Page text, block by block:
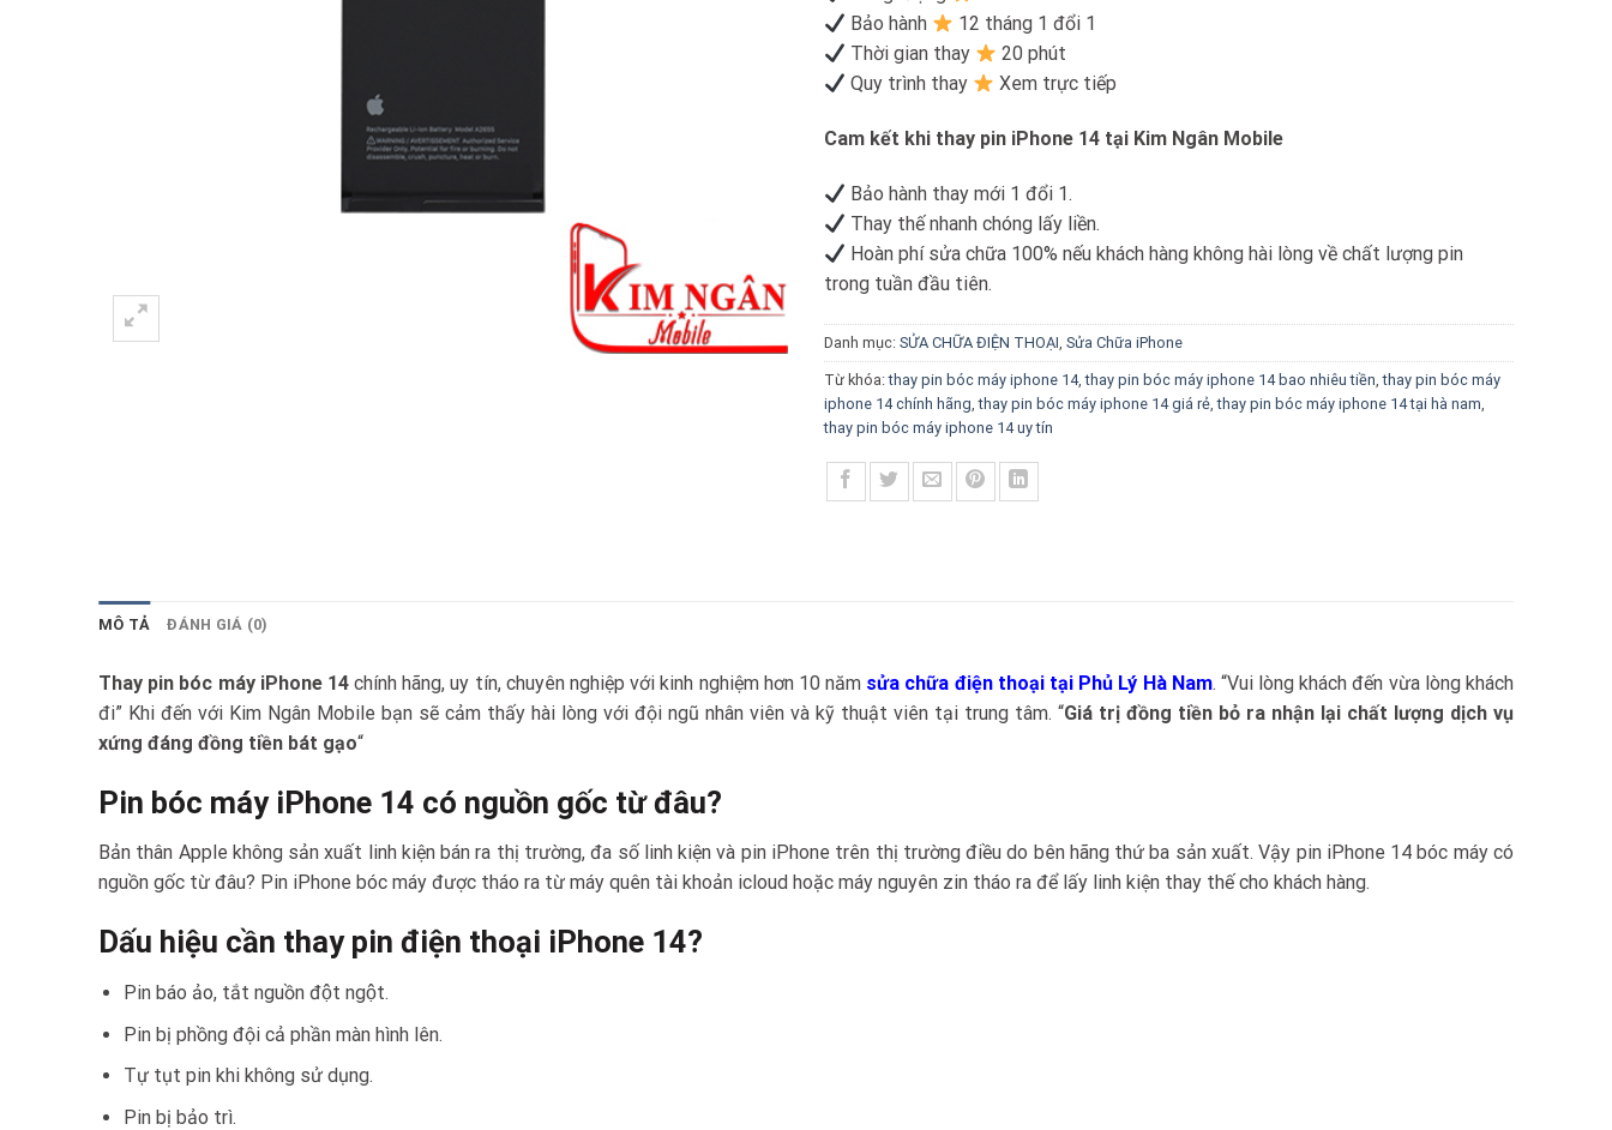
Bảo hành
12 tháng 1 đổi 1
Thời gian thay
20 phút
Quy trình thay
Xem trực tiếp
Cam kết khi thay pin iPhone 14 tại Kim Ngân Mobile
Bảo hành thay mới 1 đổi 1.
Thay thế nhanh chóng lấy liền.
Hoàn phí sửa chữa 100% nếu khách hàng không hài lòng về chất lượng pin
trong tuần đầu tiên.
Danh mục: SỬA CHỮA ĐIỆN THOẠI Sửa Chữa iPhone
Từ khóa:thay pin bóc máy iphone 14,thay pin bóc máy iphone 14 bao nhiêu tiền ,thay pin bóc máy
iphone 14 chính hãng ,thay pin bóc máy iphone 14 giá rẻ ,thay pin bóc máy iphone 14 tại hà nam
thay pin bóc máy iphone 14 uy tín
MÔ TẢ ĐÁNH GIÁ (0)
Thay pin bóc máy iPhone 14chính hãng, uy tín, chuyên nghiệp với kinh nghiệm hơn 10 năm sửa chữa điện thoại tại Phủ Lý Hà Nam. “Vui lòng khách đến vừa lòng khách
đi” Khi đến với Kim Ngân Mobile bạn sẽ cảm thấy hài lòng với đội ngũ nhân viên và kỹ thuật viên tại trung tâm. “Giá trị đồng tiền bỏ ra nhận lại chất lượng dịch vụ
xứng đáng đồng tiền bát gạo“
Pin bóc máy iPhone 14 có nguồn gốc từ đâu?
Bản thân Apple không sản xuất linh kiện bán ra thị trường, đa số linh kiện và pin iPhone trên thị trường điều do bên hãng thứ ba sản xuất. Vậy pin iPhone 14 bóc máy có
nguồn gốc từ đâu? Pin iPhone bóc máy được tháo ra từ máy quên tài khoản icloud hoặc máy nguyên zin tháo ra để lấy linh kiện thay thế cho khách hàng.
Dấu hiệu cần thay pin điện thoại iPhone 14?
Pin báo ảo, tắt nguồn đột ngột.
Pin bị phồng đội cả phần màn hình lên.
Tự tụt pin khi không sử dụng.
Pin bị bảo trì.